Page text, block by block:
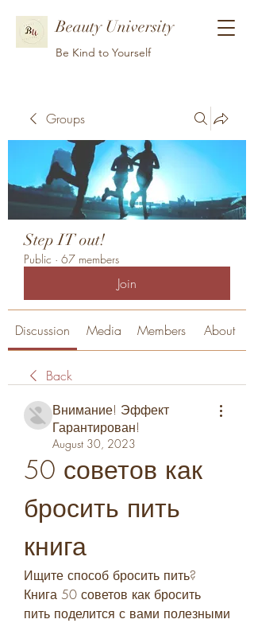
Beauty University
Be Kind to Yourself
Groups
Step IT out!
Public · 67 members
Join
Discussion Media Members About
Back
Внимание! Эффект
Гарантирован!
August 30, 2023
50 советов как
бросить пить
книга
Ищите способ бросить пить?
Книга 50 советов как бросить
пить поделится с вами полезными